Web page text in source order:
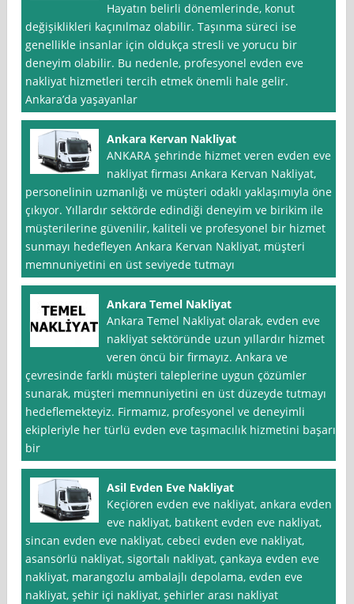
Hayatın belirli dönemlerinde, konut
değişiklikleri kaçınılmaz olabilir. Taşınma süreci ise
genellikle insanlar için oldukça stresli ve yorucu bir
deneyim olabilir. Bu nedenle, profesyonel evden eve
nakliyat hizmetleri tercih etmek önemli hale gelir.
Ankara’da yaşayanlar
Ankara Kervan Nakliyat
ANKARA şehrinde hizmet veren evden eve
nakliyat firması Ankara Kervan Nakliyat,
personelinin uzmanlığı ve müşteri odaklı yaklaşımıyla öne
çıkıyor. Yıllardır sektörde edindiği deneyim ve birikim ile
müşterilerine güvenilir, kaliteli ve profesyonel bir hizmet
sunmayı hedefleyen Ankara Kervan Nakliyat, müşteri
memnuniyetini en üst seviyede tutmayı
Ankara Temel Nakliyat
Ankara Temel Nakliyat olarak, evden eve
nakliyat sektöründe uzun yıllardır hizmet
veren öncü bir firmayız. Ankara ve
çevresinde farklı müşteri taleplerine uygun çözümler
sunarak, müşteri memnuniyetini en üst düzeyde tutmayı
hedeflemekteyiz. Firmamız, profesyonel ve deneyimli
ekipleriyle her türlü evden eve taşımacılık hizmetini başarılı
bir
Asil Evden Eve Nakliyat
Keçiören evden eve nakliyat, ankara evden
eve nakliyat, batıkent evden eve nakliyat,
sincan evden eve nakliyat, cebeci evden eve nakliyat,
asansörlü nakliyat, sigortalı nakliyat, çankaya evden eve
nakliyat, marangozlu ambalajlı depolama, evden eve
nakliyat, şehir içi nakliyat, şehirler arası nakliyat